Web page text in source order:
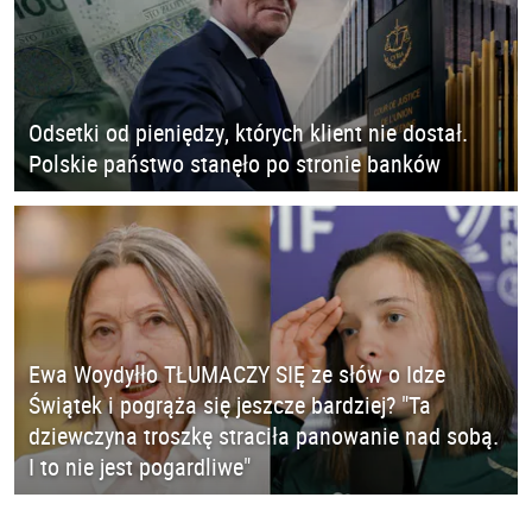
Odsetki od pieniędzy, których klient nie dostał.
Polskie państwo stanęło po stronie banków
Ewa Woydyłło TŁUMACZY SIĘ ze słów o Idze
Świątek i pogrąża się jeszcze bardziej? "Ta
dziewczyna troszkę straciła panowanie nad sobą.
I to nie jest pogardliwe"